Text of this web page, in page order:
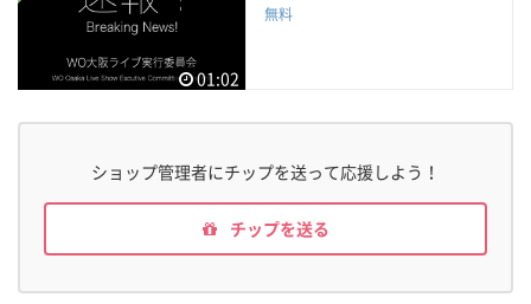
日朝の会場入りからレアなリハーサル風景まで、メンバーの
素顔が垣間見える約10分の未公開場面集。 そして本編とし
て、舞台正面の固定カメラが捉えた第１部パフォーマンスを
まるごと収めました。 特等席でのライブ気分をお楽しみくだ
さい！ 振付を研究したい方にも最適です。 * Please note, th
h are not captured (not visible) depending on the angle of
the fix camera, ＊固定カメラの画角により、舞台の端に一部
写らない部分がございます。ご了承ください。 Starring: W
ORLD ORDER: Genki Sudo, Akihiro Takahashi, Hayato Uchi
yama, Yusuke Morisawa, Ryuta Tomita Special Guest: For
01:02
無料
ショップ管理者にチップを送って応援しよう！
チップを送る